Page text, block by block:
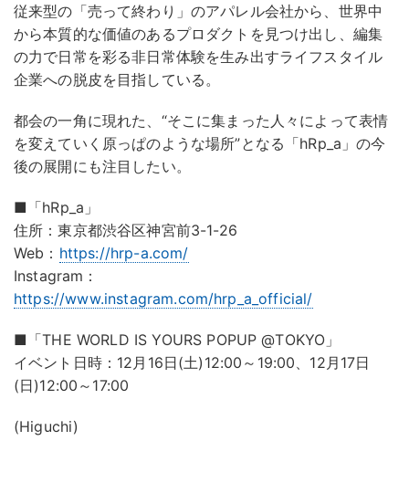
従来型の「売って終わり」のアパレル会社から、世界中
から本質的な価値のあるプロダクトを見つけ出し、編集
の力で日常を彩る非日常体験を生み出すライフスタイル
企業への脱皮を目指している。
都会の一角に現れた、“そこに集まった人々によって表情
を変えていく原っぱのような場所”となる「hRp_a」の今
後の展開にも注目したい。
■「hRp_a」
住所：東京都渋谷区神宮前3-1-26
Web： https://hrp-a.com/
Instagram：
https://www.instagram.com/hrp_a_official/
■「THE WORLD IS YOURS POPUP @TOKYO」
イベント日時：12月16日(土)12:00～19:00、12月17日
(日)12:00～17:00
(Higuchi)